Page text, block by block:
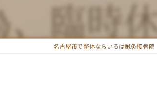
鍼灸
名古屋市で整体ならいろは鍼灸接骨院